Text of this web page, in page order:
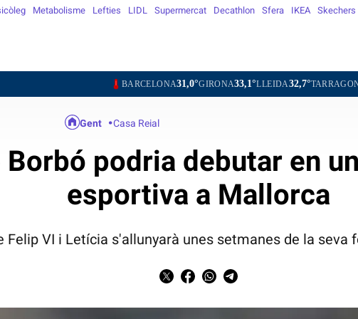
Metabolisme Lefties LIDL Supermercat Decathlon Sfera IKEA Skechers
31,0°GIRONA33,1°LLEIDA32,7°TARRAGONA30,1°
Gent Casa Reial
Borbó podria debutar en
esportiva a Mallorca
Felip VI i Letícia s'allunyarà unes setmanes de la seva